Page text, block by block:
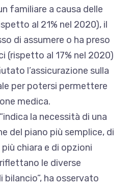
familiare a causa delle
al 21% nel 2020), il
di assumere o ha preso
(rispetto al 17% nel 2020)
l’assicurazione sulla
per potersi permettere
medica.
la necessità di una
del piano più semplice, di
più chiara e di opzioni
le diverse
bilancio”, ha osservato